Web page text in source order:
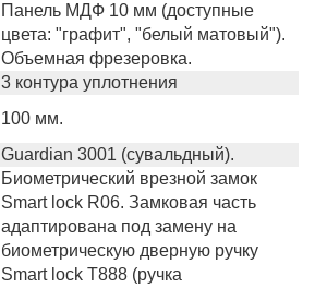
Панель МДФ 10 мм (доступные
цвета: "графит", "белый матовый").
Объемная фрезеровка.
3 контура уплотнения
100 мм.
Guardian 3001 (сувальдный).
Биометрический врезной замок
Smart lock R06. Замковая часть
адаптирована под замену на
биометрическую дверную ручку
Smart lock T888 (ручка